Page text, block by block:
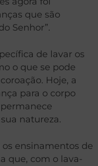
que são
Senhor”.
de lavar os
o que se pode
Hoje, a
para o corpo
natureza.
ensinamentos de
que, com o lava-